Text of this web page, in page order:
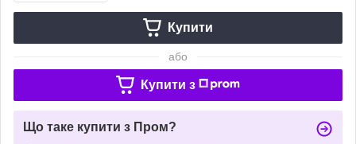
Купити
або
Купити з
Що таке купити з Пром?